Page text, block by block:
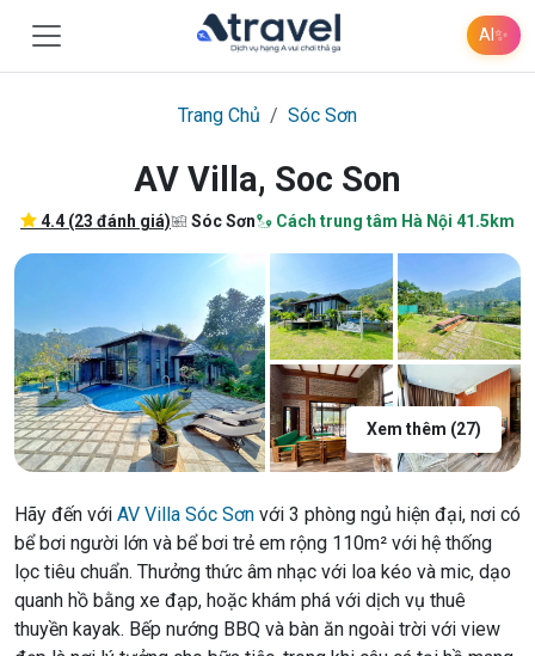
AI✨
Trang Chủ Sóc Sơn
AV Villa, Soc Son
4.4 (23 đánh giá) Sóc Sơn Cách trung tâm Hà Nội 41.5km
Xem thêm (27)
Hãy đến với AV Villa Sóc Sơn với 3 phòng ngủ hiện đại, nơi có
bể bơi người lớn và bể bơi trẻ em rộng 110m² với hệ thống
lọc tiêu chuẩn. Thưởng thức âm nhạc với loa kéo và mic, dạo
quanh hồ bằng xe đạp, hoặc khám phá với dịch vụ thuê
thuyền kayak. Bếp nướng BBQ và bàn ăn ngoài trời với view